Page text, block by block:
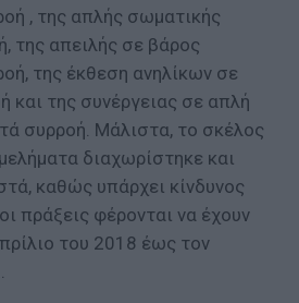
, της απλής σωματικής
της απειλής σε βάρος
της έκθεση ανηλίκων σε
και της συνέργειας σε απλή
συρροή. Μάλιστα, το σκέλος
διαχωρίστηκε και
καθώς υπάρχει κίνδυνος
πράξεις φέρονται να έχουν
του 2018 έως τον